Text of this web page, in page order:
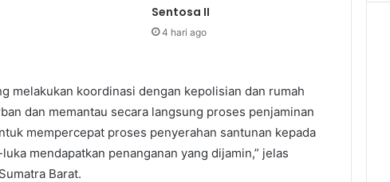
Sentosa II
4 hari ago
melakukan koordinasi dengan kepolisian dan rumah
dan memantau secara langsung proses penjaminan
mempercepat proses penyerahan santunan kepada
mendapatkan penanganan yang dijamin,” jelas
Barat.